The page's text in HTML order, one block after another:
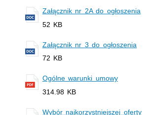
Załącznik nr 2A do ogłoszenia
52 KB
Załącznik nr 3 do ogłoszenia
72 KB
Ogólne warunki umowy
314.98 KB
Wybór najkorzystniejszej oferty